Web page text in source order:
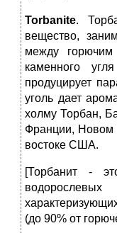
Torbanite.
вещество,
между
каменного
продуцирует
уголь дает
холму Торбан,
Франции,
востоке США.
[Торбанит -
(до 90% от